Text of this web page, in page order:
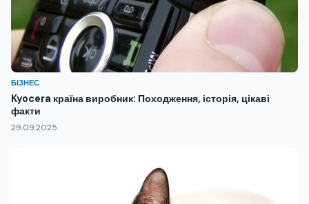
БІЗНЕС
Kyocera країна виробник: Походження, історія, цікаві
факти
29.09.2025